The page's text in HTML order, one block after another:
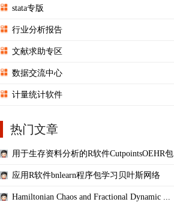
stata专版
行业分析报告
文献求助专区
数据交流中心
计量统计软件
热门文章
用于生存资料分析的R软件CutpointsOEHR包
应用R软件bnlearn程序包学习贝叶斯网络
Hamiltonian Chaos and Fractional Dynamic ...